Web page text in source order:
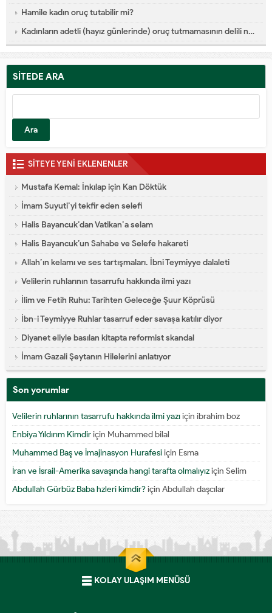
Hamile kadın oruç tutabilir mi?
Kadınların adetli (hayız günlerinde) oruç tutmamasının delili nedir?
SİTEDE ARA
SİTEYE YENİ EKLENENLER
Mustafa Kemal: İnkılap için Kan Döktük
İmam Suyuti’yi tekfir eden selefi
Halis Bayancuk’dan Vatikan’a selam
Halis Bayancuk’un Sahabe ve Selefe hakareti
Allah’ın kelamı ve ses tartışmaları. İbni Teymiyye dalaleti
Velilerin ruhlarının tasarrufu hakkında ilmi yazı
İlim ve Fetih Ruhu: Tarihten Geleceğe Şuur Köprüsü
İbn-i Teymiyye Ruhlar tasarruf eder savaşa katılır diyor
Diyanet eliyle basılan kitapta reformist skandal
İmam Gazali Şeytanın Hilelerini anlatıyor
Son yorumlar
Velilerin ruhlarının tasarrufu hakkında ilmi yazıiçin ibrahim boz
Enbiya Yıldırım Kimdiriçin Muhammed bilal
Muhammed Baş ve İmajinasyon Hurafesiiçin Esma
İran ve İsrail-Amerika savaşında hangi tarafta olmalıyıziçin Selim
Abdullah Gürbüz Baba hzleri kimdir?için Abdullah daşcılar
KOLAY ULAŞIM MENÜSÜ